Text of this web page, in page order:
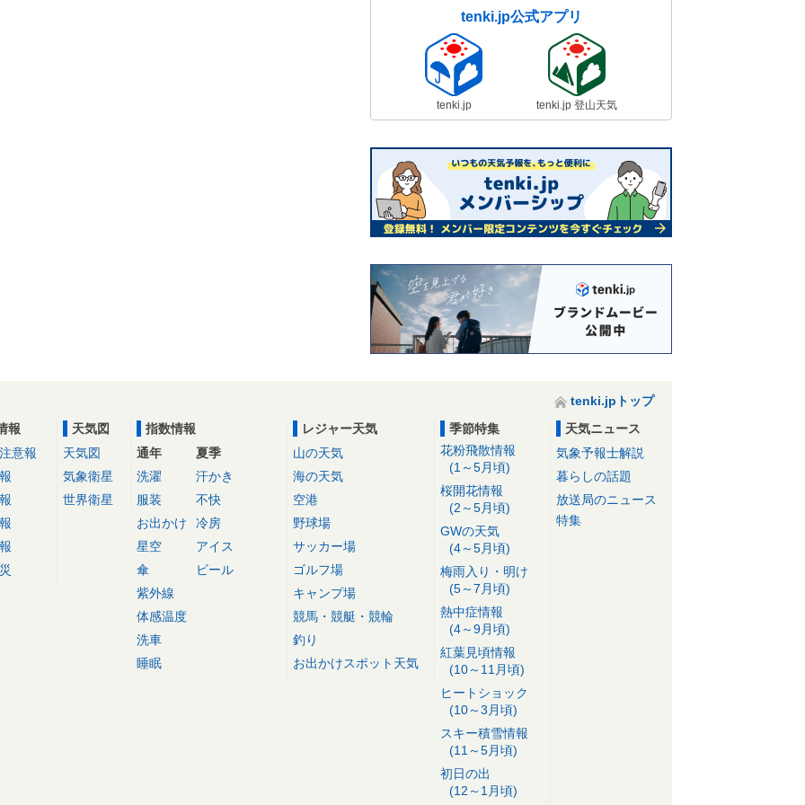
tenki.jp公式アプリ
tenki.jp tenki.jp 登山天気
tenki.jpトップ
報
意報
天気図
天気図
気象衛星
世界衛星
指数情報
通年
洗濯
服装
お出かけ
星空
傘
紫外線
体感温度
洗車
睡眠
夏季
汗かき
不快
冷房
アイス
ビール
レジャー天気
山の天気
海の天気
空港
野球場
サッカー場
ゴルフ場
キャンプ場
競馬・競艇・競輪
釣り
お出かけスポット天気
季節特集
花粉飛散情報
(1～5月頃)
桜開花情報
(2～5月頃)
GWの天気
(4～5月頃)
梅雨入り・明け
(5～7月頃)
熱中症情報
(4～9月頃)
紅葉見頃情報
(10～11月頃)
ヒートショック
(10～3月頃)
スキー積雪情報
(11～5月頃)
初日の出
(12～1月頃)
天気ニュース
気象予報士解説
暮らしの話題
放送局のニュース
特集